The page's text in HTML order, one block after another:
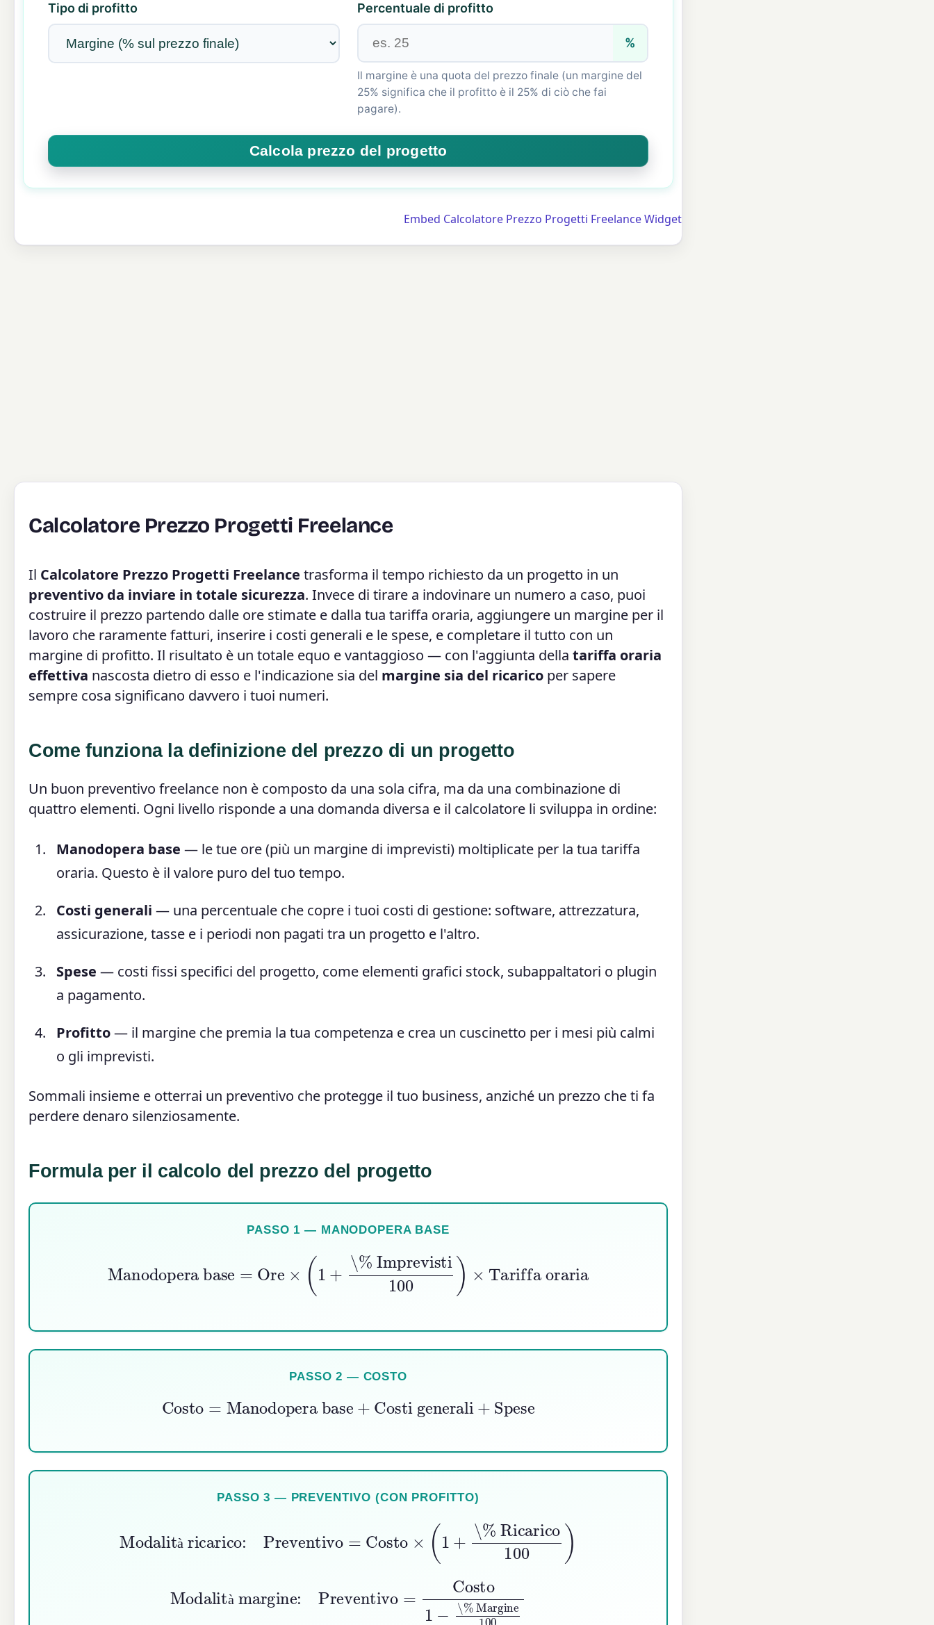
Tipo di profitto Percentuale di profitto
%
Il margine è una quota del prezzo finale (un margine del
25% significa che il profitto è il 25% di ciò che fai
pagare).
Embed Calcolatore Prezzo Progetti Freelance Widget
Calcolatore Prezzo Progetti Freelance
Il Calcolatore Prezzo Progetti Freelance trasforma il tempo richiesto da un progetto in un
preventivo da inviare in totale sicurezza. Invece di tirare a indovinare un numero a caso, puoi
costruire il prezzo partendo dalle ore stimate e dalla tua tariffa oraria, aggiungere un margine per il
lavoro che raramente fatturi, inserire i costi generali e le spese, e completare il tutto con un
margine di profitto. Il risultato è un totale equo e vantaggioso — con l'aggiunta della tariffa oraria
effettiva nascosta dietro di esso e l'indicazione sia del margine sia del ricarico per sapere
sempre cosa significano davvero i tuoi numeri.
Come funziona la definizione del prezzo di un progetto
Un buon preventivo freelance non è composto da una sola cifra, ma da una combinazione di
quattro elementi. Ogni livello risponde a una domanda diversa e il calcolatore li sviluppa in ordine:
Manodopera base — le tue ore (più un margine di imprevisti) moltiplicate per la tua tariffa
oraria. Questo è il valore puro del tuo tempo.
Costi generali — una percentuale che copre i tuoi costi di gestione: software, attrezzatura,
assicurazione, tasse e i periodi non pagati tra un progetto e l'altro.
Spese — costi fissi specifici del progetto, come elementi grafici stock, subappaltatori o plugin
a pagamento.
Profitto— il margine che premia la tua competenza e crea un cuscinetto per i mesi più calmi
o gli imprevisti.
Sommali insieme e otterrai un preventivo che protegge il tuo business, anziché un prezzo che ti fa
perdere denaro silenziosamente.
Formula per il calcolo del prezzo del progetto
PASSO 1 — MANODOPERA BASE
(1 \% Imprevisti100
PASSO 2 — COSTO
Costo =Manodopera base + Costi generali + Spese
PASSO 3 — PREVENTIVO (CON PROFITTO)
à
+ \% Ricarico100
à
\% Margine